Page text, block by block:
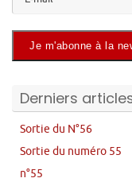
Derniers
Sortie du N°56
Sortie du numéro 55
n°55